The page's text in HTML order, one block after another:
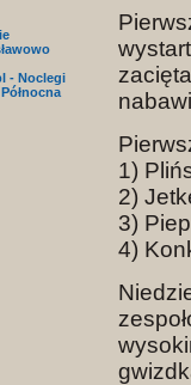
- Noclegi
1)
2)
3)
4)